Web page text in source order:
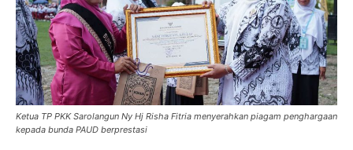
Ketua TP PKK Sarolangun Ny Hj Risha Fitria menyerahkan piagam penghargaan
kepada bunda PAUD berprestasi